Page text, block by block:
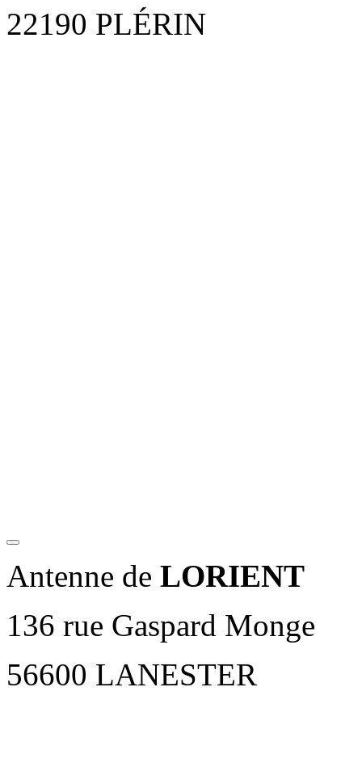
22190 PLÉRIN
Antenne de LORIENT
136 rue Gaspard Monge
56600 LANESTER